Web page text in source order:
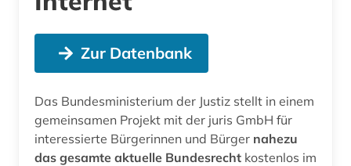
Zur Datenbank
Das Bundesministerium der Justiz stellt in einem
gemeinsamen Projekt mit der juris GmbH für
interessierte Bürgerinnen und Bürger nahezu
das gesamte aktuelle Bundesrecht kostenlos im